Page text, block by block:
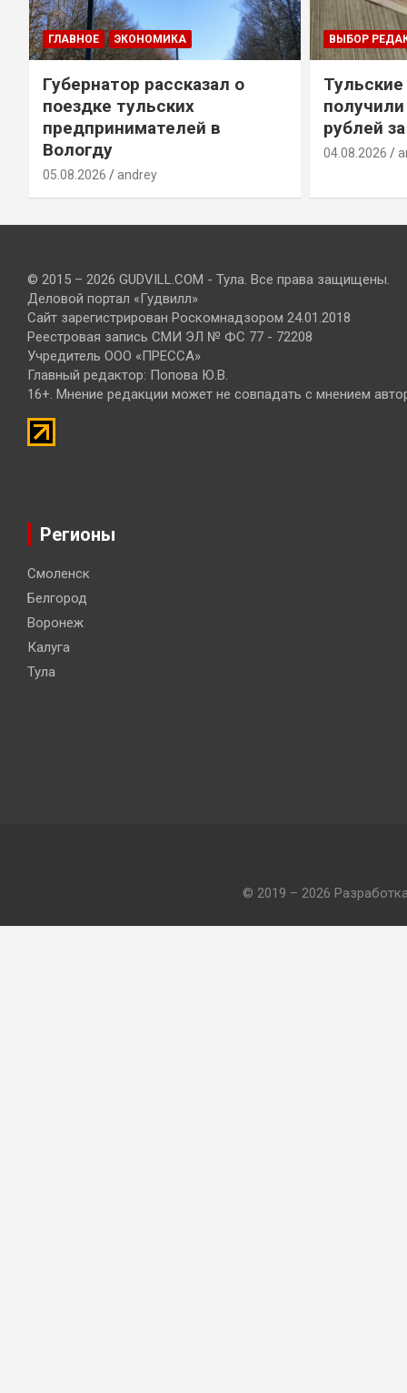
ГЛАВНОЕ ЭКОНОМИКА
Губернатор рассказал о
поездке тульских
предпринимателей в
Вологду
05.08.2026 andrey
ВЫБОР
рублей
04.08.2026
© 2015 – 2026 GUDVILL.COM - Тула. Все права защищены.
Деловой портал «Гудвилл»
Сайт зарегистрирован Роскомнадзором 24.01.2018
Реестровая запись СМИ ЭЛ № ФС 77 - 72208
Учредитель ООО «ПРЕССА»
Главный редактор: Попова Ю.В.
16+. Мнение редакции может не совпадать с мнением
Регионы
Смоленск
Белгород
Воронеж
Калуга
Тула
© 2019 – 2026